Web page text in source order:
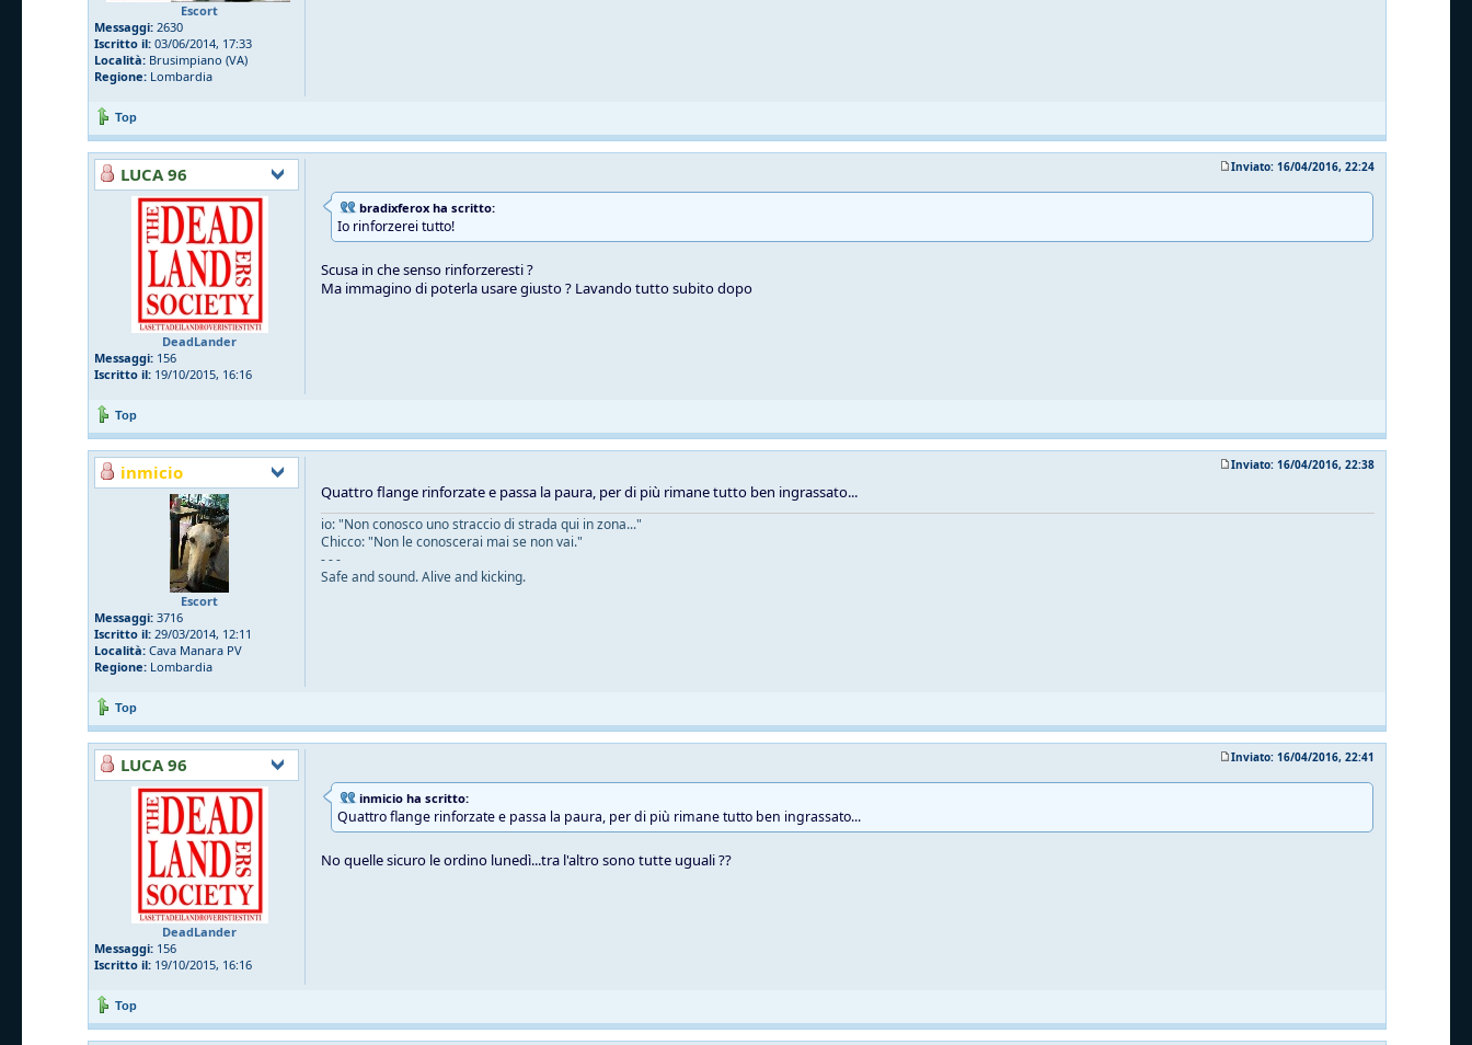
Escort
Messaggi: 2630
Iscritto il: 03/06/2014, 17:33
Località: Brusimpiano (VA)
Regione: Lombardia
Top
LUCA 96
DeadLander
Messaggi: 156
Iscritto il: 19/10/2015, 16:16
Inviato: 16/04/2016, 22:24
bradixferox ha scritto:
Io rinforzerei tutto!
Scusa in che senso rinforzeresti ?
Ma immagino di poterla usare giusto ? Lavando tutto subito dopo
Top
inmicio
Escort
Messaggi: 3716
Iscritto il: 29/03/2014, 12:11
Località: Cava Manara PV
Regione: Lombardia
Inviato: 16/04/2016, 22:38
Quattro flange rinforzate e passa la paura, per di più rimane tutto ben ingrassato...
io: "Non conosco uno straccio di strada qui in zona..."
Chicco: "Non le conoscerai mai se non vai."
- - -
Safe and sound. Alive and kicking.
Top
LUCA 96
DeadLander
Messaggi: 156
Iscritto il: 19/10/2015, 16:16
Inviato: 16/04/2016, 22:41
inmicio ha scritto:
Quattro flange rinforzate e passa la paura, per di più rimane tutto ben ingrassato...
No quelle sicuro le ordino lunedì...tra l'altro sono tutte uguali ??
Top